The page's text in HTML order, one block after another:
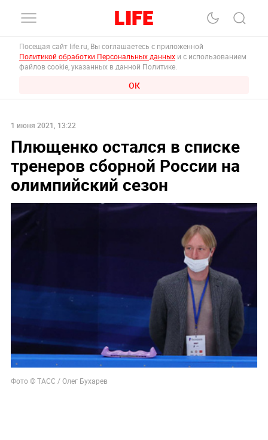
Посещая сайт life.ru, Вы соглашаетесь с приложенной
Политикой обработки Персональных данных и с использованием
файлов cookie, указанных в данной Политике.
ОК
1 июня 2021, 13:22
Плющенко остался в списке
тренеров сборной России на
олимпийский сезон
Фото © ТАСС / Олег Бухарев